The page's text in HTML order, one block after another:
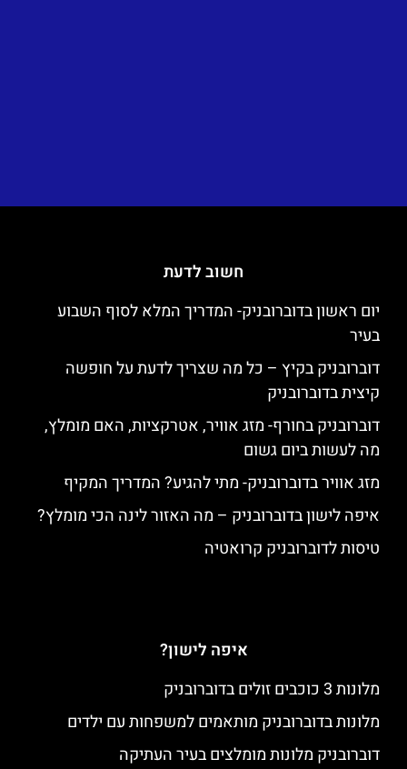
חשוב לדעת
יום ראשון בדוברובניק- המדריך המלא לסוף השבוע
בעיר
דוברובניק בקיץ – כל מה שצריך לדעת על חופשה
קיצית בדוברובניק
דוברובניק בחורף- מזג אוויר, אטרקציות, האם מומלץ,
מה לעשות ביום גשום
מזג אוויר בדוברובניק- מתי להגיע? המדריך המקיף
איפה לישון בדוברובניק – מה האזור לינה הכי מומלץ?
טיסות לדוברובניק קרואטיה
איפה לישון?
מלונות 3 כוכבים זולים בדוברובניק
מלונות בדוברובניק מותאמים למשפחות עם ילדים
דוברובניק מלונות מומלצים בעיר העתיקה